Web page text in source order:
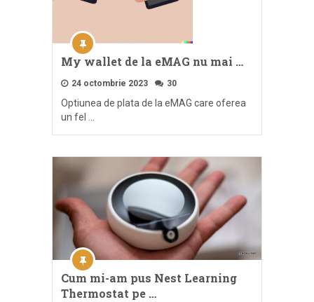
My wallet de la eMAG nu mai …
24 octombrie 2023 30
Optiunea de plata de la eMAG care oferea
un fel …
Cum mi-am pus Nest Learning
Thermostat pe …